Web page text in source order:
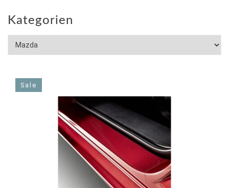
Kategorien
Sale